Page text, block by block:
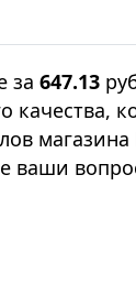
за 647.13
качества,
магазина
ваши